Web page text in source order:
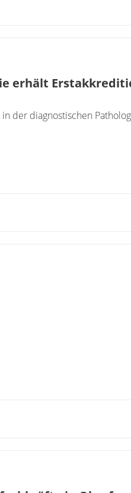
erhält
der diagnostischen